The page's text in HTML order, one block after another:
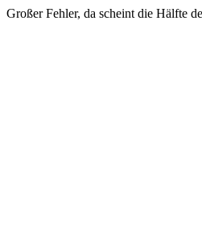
Großer Fehler, da scheint die Hälfte